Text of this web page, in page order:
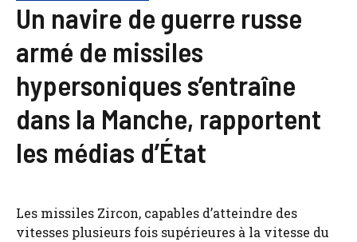
Un navire de guerre russe
armé de missiles
hypersoniques s’entraîne
dans la Manche, rapportent
les médias d’État
Les missiles Zircon, capables d’atteindre des
vitesses plusieurs fois supérieures à la vitesse du